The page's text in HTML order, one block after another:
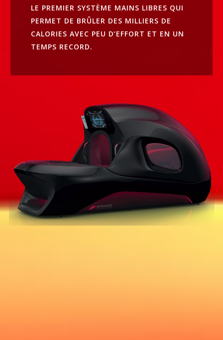
LE PREMIER SYSTÈME MAINS LIBRES QUI
PERMET DE BRÛLER DES MILLIERS DE
CALORIES AVEC PEU D’EFFORT ET EN UN
TEMPS RECORD.